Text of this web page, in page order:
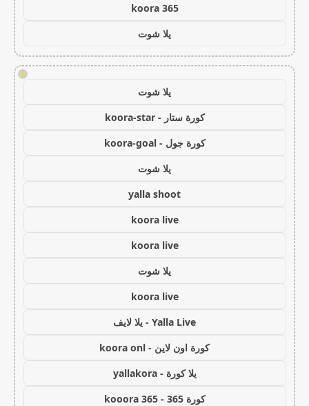
koora 365
يلا شوت
!
يلا شوت
كورة ستار - koora-star
كورة جول - koora-goal
يلا شوت
yalla shoot
koora live
koora live
يلا شوت
koora live
Yalla Live - يلا لايف
كورة اون لاين - koora onl
يلا كورة - yallakora
كورة 365 - kooora 365